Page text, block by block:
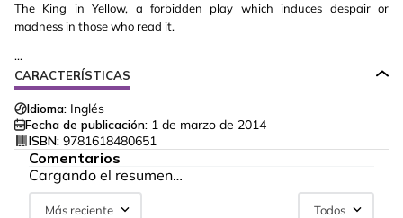
The King in Yellow, a forbidden play which induces despair or
madness in those who read it.
...
CARACTERÍSTICAS
Idioma: Inglés
Fecha de publicación: 1 de marzo de 2014
ISBN: 9781618480651
Comentarios
Cargando el resumen…
Más reciente Todos